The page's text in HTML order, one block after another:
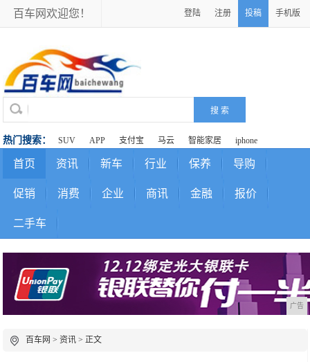
百车网欢迎您！ 登陆 注册 投稿 手机版
热门搜索： SUV APP 支付宝 马云 智能家居 iphone
首页 资讯 新车 行业 保养 导购
促销 消费 企业 商讯 金融 报价
二手车
广告
百车网 >资讯 > 正文